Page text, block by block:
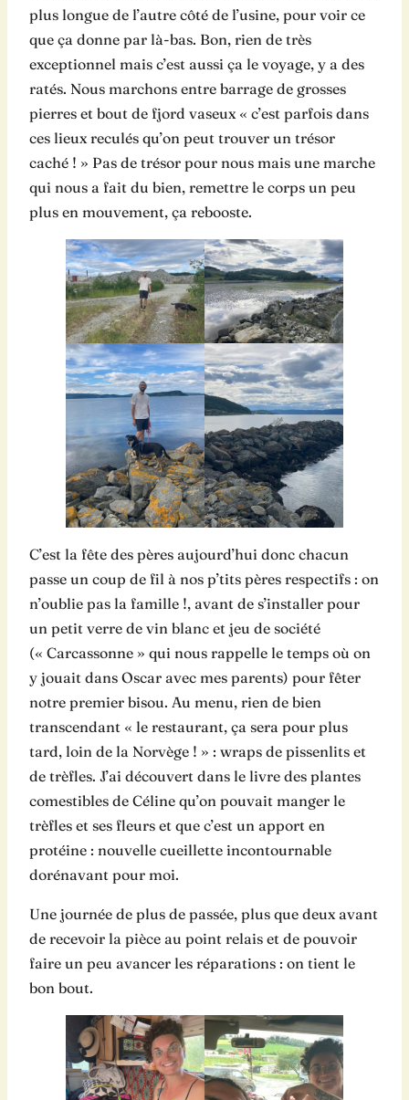
plus longue de l’autre côté de l’usine, pour voir ce
que ça donne par là-bas. Bon, rien de très
exceptionnel mais c’est aussi ça le voyage, y a des
ratés. Nous marchons entre barrage de grosses
pierres et bout de fjord vaseux « c’est parfois dans
ces lieux reculés qu’on peut trouver un trésor
caché ! » Pas de trésor pour nous mais une marche
qui nous a fait du bien, remettre le corps un peu
plus en mouvement, ça rebooste.
C’est la fête des pères aujourd’hui donc chacun
passe un coup de fil à nos p’tits pères respectifs : on
n’oublie pas la famille !, avant de s’installer pour
un petit verre de vin blanc et jeu de société
(« Carcassonne » qui nous rappelle le temps où on
y jouait dans Oscar avec mes parents) pour fêter
notre premier bisou. Au menu, rien de bien
transcendant « le restaurant, ça sera pour plus
tard, loin de la Norvège ! » : wraps de pissenlits et
de trèfles. J’ai découvert dans le livre des plantes
comestibles de Céline qu’on pouvait manger le
trèfles et ses fleurs et que c’est un apport en
protéine : nouvelle cueillette incontournable
dorénavant pour moi.
Une journée de plus de passée, plus que deux avant
de recevoir la pièce au point relais et de pouvoir
faire un peu avancer les réparations : on tient le
bon bout.